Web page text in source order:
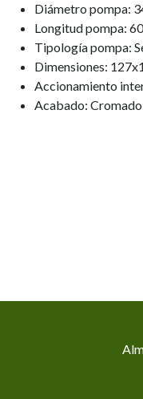
Diámetro pompa:
Longitud pompa:
Tipología pompa:
Dimensiones:
Accionamiento
Acabado: Cromado